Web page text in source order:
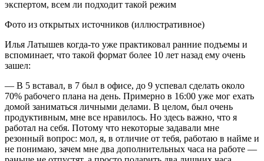
Фото из открытых источников (иллюстративное)
Илья Латышев когда-то уже практиковал ранние подъемы и
вспоминает, что такой формат более 10 лет назад ему очень
зашел:
— В 5 вставал, в 7 был в офисе, до 9 успевал сделать около
70% рабочего плана на день. Примерно в 16:00 уже мог ехать
домой заниматься личными делами. В целом, был очень
продуктивным, мне все нравилось. Но здесь важно, что я
работал на себя. Потому что некоторые задавали мне
резонный вопрос: мол, я, в отличие от тебя, работаю в найме и
не понимаю, зачем мне два дополнительных часа на работе —